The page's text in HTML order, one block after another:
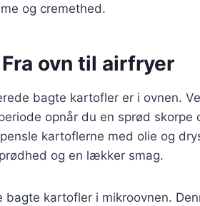
og cremethed.
ovn til airfryer
bagte kartofler er i ovnen.
opnår du en sprød skorpe
kartoflerne med olie og
og en lækker smag.
kartofler i mikroovnen.